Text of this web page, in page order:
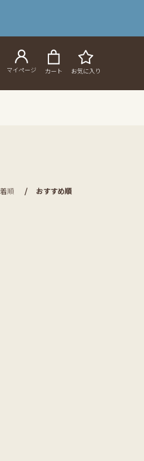
マイページ カート お気に入り
順 おすすめ順